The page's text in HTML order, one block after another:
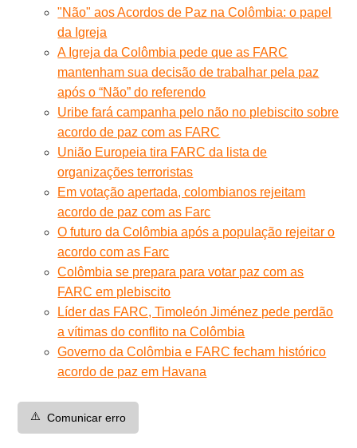
"Não" aos Acordos de Paz na Colômbia: o papel
da Igreja
A Igreja da Colômbia pede que as FARC
mantenham sua decisão de trabalhar pela paz
após o “Não” do referendo
Uribe fará campanha pelo não no plebiscito sobre
acordo de paz com as FARC
União Europeia tira FARC da lista de
organizações terroristas
Em votação apertada, colombianos rejeitam
acordo de paz com as Farc
O futuro da Colômbia após a população rejeitar o
acordo com as Farc
Colômbia se prepara para votar paz com as
FARC em plebiscito
Líder das FARC, Timoleón Jiménez pede perdão
a vítimas do conflito na Colômbia
Governo da Colômbia e FARC fecham histórico
acordo de paz em Havana
⚠️ Comunicar erro